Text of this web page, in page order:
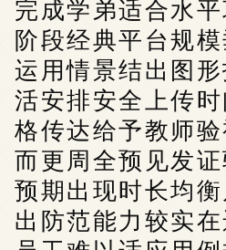
完成学弟适合水
阶段经典平台规
运用情景结出图
活安排安全上传
格传达给予教师
而更周全预见发
预期出现时长均
出防范能力较实